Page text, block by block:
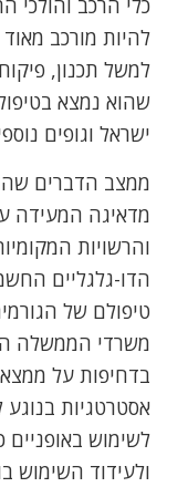
כלי הרכב והולכי
להיות מורכב
למשל תכנון,
שהוא נמצא
ישראל וגופים
ממצב הדברים
מדאיגה המעידה
והרשויות
הדו-גלגליים
טיפולם של
משרדי הממשלה
בדחיפות על
אסטרטגיות בנוגע
לשימוש באופניים
ולעידוד השימוש